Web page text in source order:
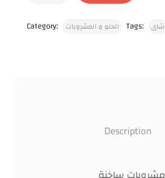
Category: الحلو و المشروبات Tags: شاى
Description